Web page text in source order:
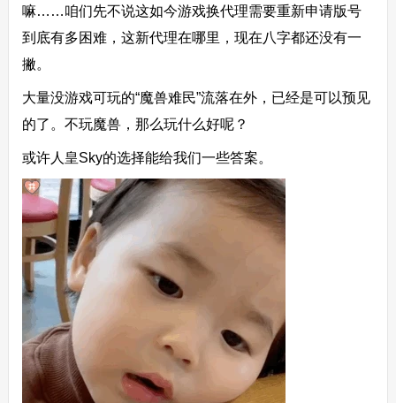
嘛……咱们先不说这如今游戏换代理需要重新申请版号
到底有多困难，这新代理在哪里，现在八字都还没有一
撇。
大量没游戏可玩的“魔兽难民”流落在外，已经是可以预见
的了。不玩魔兽，那么玩什么好呢？
或许人皇Sky的选择能给我们一些答案。